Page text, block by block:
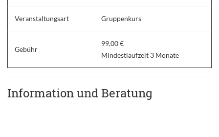
Veranstaltungsart Gruppenkurs
Gebühr
99,00 €
Mindestlaufzeit 3 Monate
Information und Beratung